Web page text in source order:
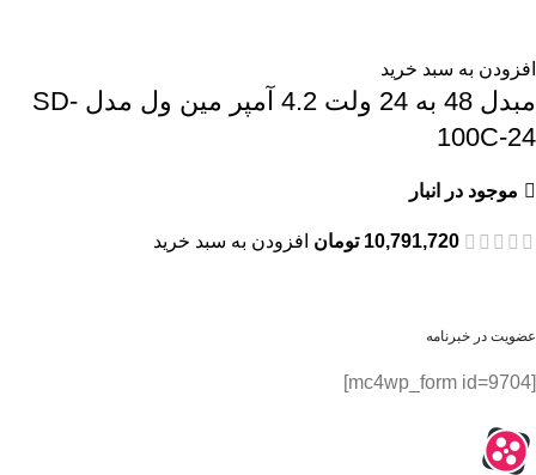
افزودن به سبد خرید
مبدل 48 به 24 ولت 4.2 آمپر مین ول مدل SD-
100C-24
موجود در انبار
10,791,720 تومان افزودن به سبد خرید
عضویت در خبرنامه
[mc4wp_form id=9704]